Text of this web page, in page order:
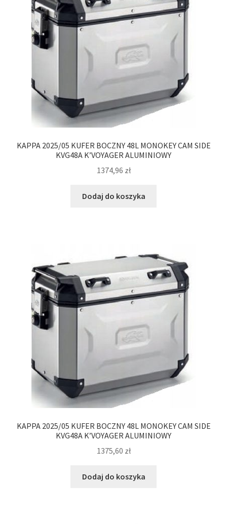
KAPPA 2025/05 KUFER BOCZNY 48L MONOKEY CAM SIDE
KVG48A K’VOYAGER ALUMINIOWY
1374,96 zł
Dodaj do koszyka
KAPPA 2025/05 KUFER BOCZNY 48L MONOKEY CAM SIDE
KVG48A K’VOYAGER ALUMINIOWY
1375,60 zł
Dodaj do koszyka